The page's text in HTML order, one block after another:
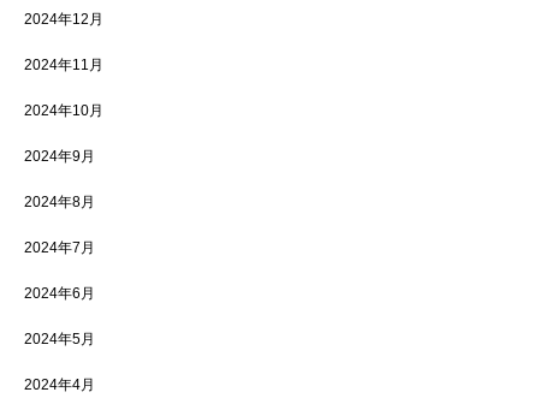
2024年12月
2024年11月
2024年10月
2024年9月
2024年8月
2024年7月
2024年6月
2024年5月
2024年4月